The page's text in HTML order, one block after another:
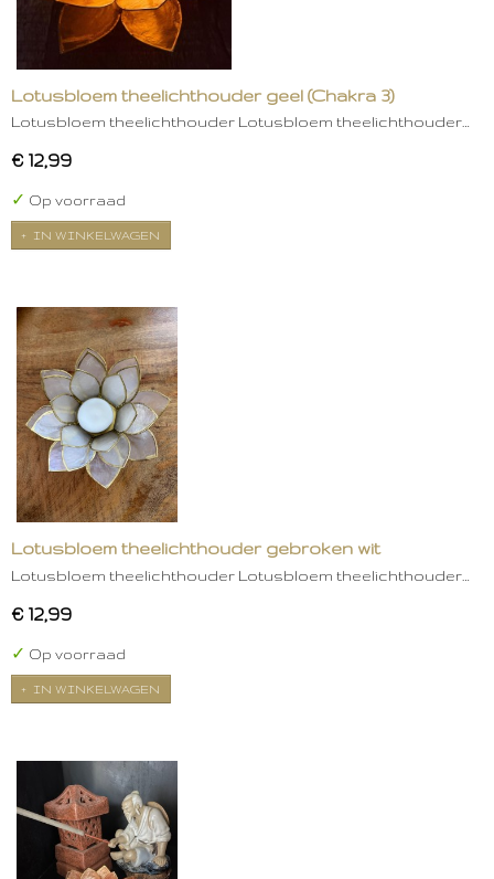
Lotusbloem theelichthouder geel (Chakra 3)
Lotusbloem theelichthouder Lotusbloem theelichthouder…
€ 12,99
✓ Op voorraad
IN WINKELWAGEN
Lotusbloem theelichthouder gebroken wit
Lotusbloem theelichthouder Lotusbloem theelichthouder…
€ 12,99
✓ Op voorraad
IN WINKELWAGEN